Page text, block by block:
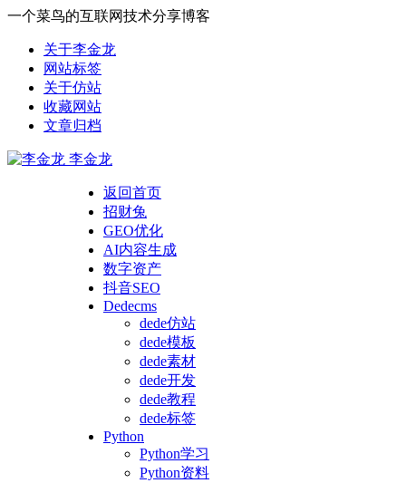
一个菜鸟的互联网技术分享博客
关于李金龙
网站标签
关于仿站
收藏网站
文章归档
李金龙
返回首页
招财兔
GEO优化
AI内容生成
数字资产
抖音SEO
Dedecms
dede仿站
dede模板
dede素材
dede开发
dede教程
dede标签
Python
Python学习
Python资料